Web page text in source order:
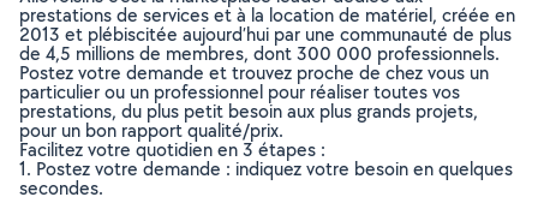
prestations de services et à la location de matériel, créée en
2013 et plébiscitée aujourd’hui par une communauté de plus
de 4,5 millions de membres, dont 300 000 professionnels.
Postez votre demande et trouvez proche de chez vous un
particulier ou un professionnel pour réaliser toutes vos
prestations, du plus petit besoin aux plus grands projets,
pour un bon rapport qualité/prix.
Facilitez votre quotidien en 3 étapes :
1. Postez votre demande : indiquez votre besoin en quelques
secondes.